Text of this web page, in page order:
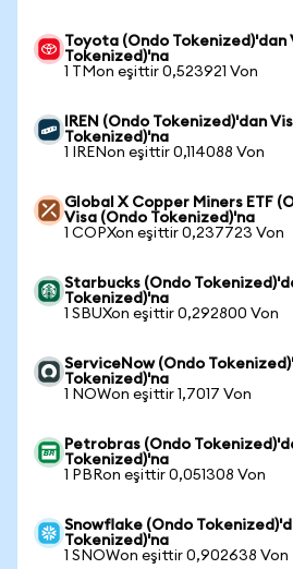
Toyota (Ondo Tokenized)'dan
Tokenized)'na
1 TMon eşittir 0,523921 Von
IREN (Ondo Tokenized)'dan
Tokenized)'na
1 IRENon eşittir 0,114088 Von
Global X Copper Miners ETF
Visa (Ondo Tokenized)'na
1 COPXon eşittir 0,237723 Von
Starbucks (Ondo
Tokenized)'na
1 SBUXon eşittir 0,292800 Von
ServiceNow (Ondo
Tokenized)'na
1 NOWon eşittir 1,7017 Von
Petrobras (Ondo
Tokenized)'na
1 PBRon eşittir 0,051308 Von
Snowflake (Ondo
Tokenized)'na
1 SNOWon eşittir 0,902638 Von